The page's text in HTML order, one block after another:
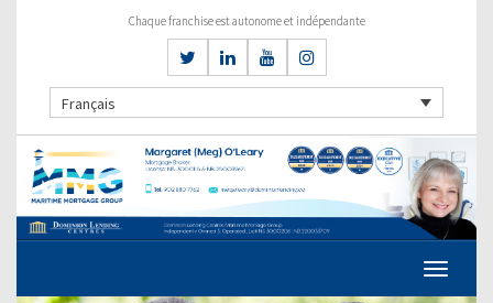
Chaque franchise est autonome et indépendante
Français